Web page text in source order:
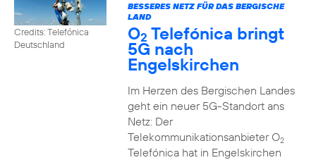
Credits: Telefónica
Deutschland
BESSERES NETZ FÜR DAS BERGISCHE
LAND
O2 Telefónica bringt
5G nach
Engelskirchen
Im Herzen des Bergischen Landes
geht ein neuer 5G-Standort ans
Netz: Der
Telekommunikationsanbieter O2
Telefónica hat in Engelskirchen